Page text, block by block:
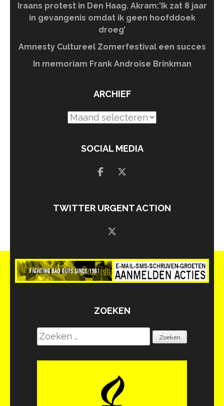
Iraans protest in Den Haag. Akram:’Ik zat 8 jaar
in gevangenis omdat ik geen hoofddoek
droeg’
Amnesty Cultureel Zomerfestival een succes
In memoriam Frank Androise Brinkman
ARCHIEF
Archief
SOCIAL MEDIA
TWITTER URGENT ACTION
ZOEKEN
Zoeken
naar: